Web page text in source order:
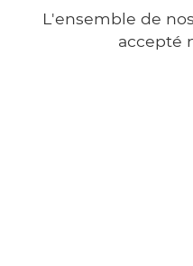
L'ensemble de
accepté